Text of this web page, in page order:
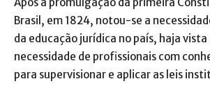
Brasil, em 1824, notou-se a
da educação jurídica no país, haja
necessidade de profissionais com
para supervisionar e aplicar as leis